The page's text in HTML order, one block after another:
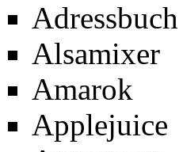
Adressbuch
Alsamixer
Amarok
Applejuice